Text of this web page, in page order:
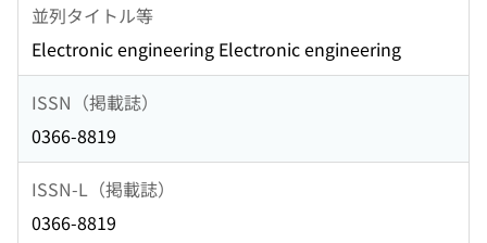
並列タイトル等
Electronic engineering Electronic engineering
ISSN（掲載誌）
0366-8819
ISSN-L（掲載誌）
0366-8819